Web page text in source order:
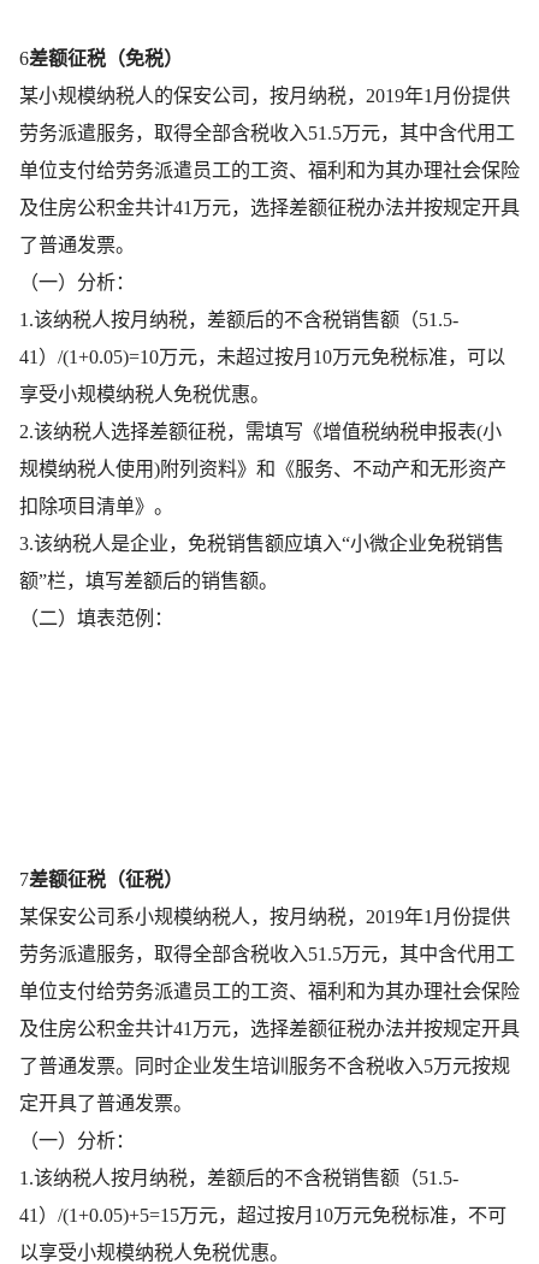
6差额征税（免税）
某小规模纳税人的保安公司，按月纳税，2019年1月份提供
劳务派遣服务，取得全部含税收入51.5万元，其中含代用工
单位支付给劳务派遣员工的工资、福利和为其办理社会保险
及住房公积金共计41万元，选择差额征税办法并按规定开具
了普通发票。
（一）分析：
1.该纳税人按月纳税，差额后的不含税销售额（51.5-
41）/(1+0.05)=10万元，未超过按月10万元免税标准，可以
享受小规模纳税人免税优惠。
2.该纳税人选择差额征税，需填写《增值税纳税申报表(小
规模纳税人使用)附列资料》和《服务、不动产和无形资产
扣除项目清单》。
3.该纳税人是企业，免税销售额应填入“小微企业免税销售
额”栏，填写差额后的销售额。
（二）填表范例：
7差额征税（征税）
某保安公司系小规模纳税人，按月纳税，2019年1月份提供
劳务派遣服务，取得全部含税收入51.5万元，其中含代用工
单位支付给劳务派遣员工的工资、福利和为其办理社会保险
及住房公积金共计41万元，选择差额征税办法并按规定开具
了普通发票。同时企业发生培训服务不含税收入5万元按规
定开具了普通发票。
（一）分析：
1.该纳税人按月纳税，差额后的不含税销售额（51.5-
41）/(1+0.05)+5=15万元，超过按月10万元免税标准，不可
以享受小规模纳税人免税优惠。